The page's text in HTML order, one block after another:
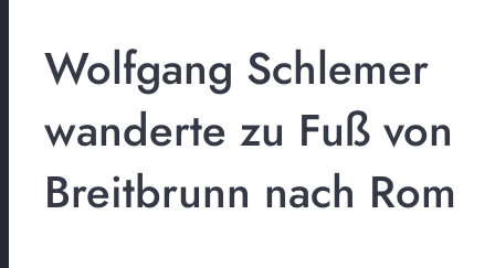
Wolfgang Schlemer
wanderte zu Fuß von
Breitbrunn nach Rom